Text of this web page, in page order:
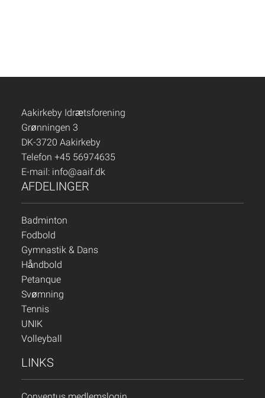
Aakirkeby Idrætsforening
Grønningen 3
DK-3720 Aakirkeby
Telefon +45 56974635
E-mail: info@aaif.dk
AFDELINGER
Badminton
Fodbold
Gymnastik & Dans
Håndbold
Petanque
Svømning
Tennis
UNIK
Volleyball
LINKS